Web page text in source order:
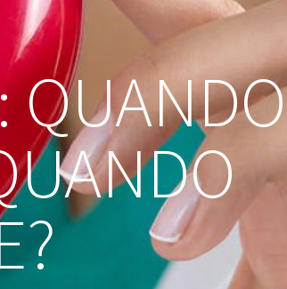
QUANDO